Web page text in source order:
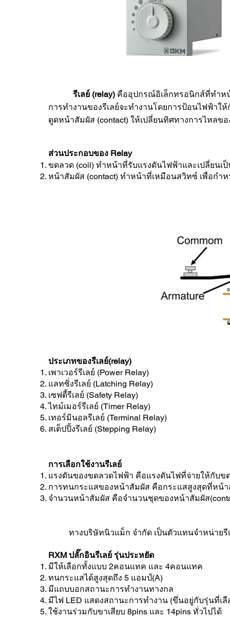
รีเลย์ (relay) คืออุปกรณ์อิเล็กทรอนิกส์ที่ทำห
การทำงานของรีเลย์จะทำงานโดยการป้อนไฟฟ้าใ
ดูดหน้าสัมผัส (contact) ให้เปลี่ยนทิศทางการไหลข
ส่วนประกอบของ Relay
ขดลวด (coil) ทำหน้าที่รับแรงดันไฟฟ้าและเปลี่ยนเ
หน้าสัมผัส (contact) ทำหน้าที่เหมือนสวิทซ์ เพื่อกำ
ประเภทของรีเลย์(relay)
เพาเวอร์รีเลย์ (Power Relay)
แลทซิ่งรีเลย์ (Latching Relay)
เซฟตี้รีเลย์ (Safety Relay)
ไทม์เมอร์รีเลย์ (Timer Relay)
เทอร์มินอลรีเลย์ (Terminal Relay)
สเต็ปปิ้งรีเลย์ (Stepping Relay)
การเลือกใช้งานรีเลย์
แรงดันของขดลวดไฟฟ้า คือแรงดันไฟที่จ่ายให้กับข
การทนกระแสของหน้าสัมผัส คือกระแสสูงสุดที่หน้า
จำนวนหน้าสัมผัส คือจำนวนชุดของหน้าสัมผัส
ทางบริษัทนิวแม็ก จำกัด เป็นตัวแทนจำหน่ายรีเล
RXM ปลั๊กอินรีเลย์ รุ่นประหยัด
มีให้เลือกทั้งแบบ 2คอนแทค และ 4คอนแทค
ทนกระแสได้สูงสุดถึง 5 แอมป์(A)
มีแถบบอกสถานะการทำงานทางกล
มีไฟ LED แสดงสถานะการทำงาน (ขึ่นอยู่กับรุ่นที่เลื
ใช้งานร่วมกับขาเสียบ 8pins และ 14pins ทั่วไปได้